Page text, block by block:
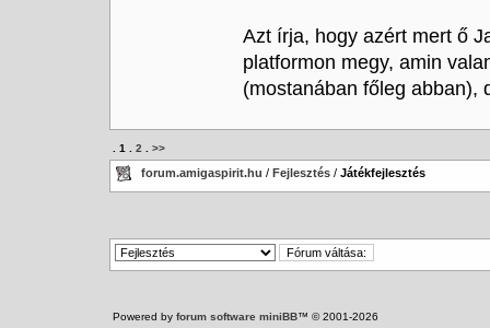
Azt írja, hogy azért mert ő
platformon megy, amin
(mostanában főleg abban),
1 2 >>
forum.amigaspirit.hu / Fejlesztés / Játékfejlesztés
Powered by forum software miniBB™ © 2001-2026